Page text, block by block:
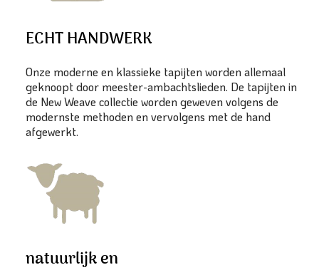
ECHT HANDWERK
Onze moderne en klassieke tapijten worden allemaal
geknoopt door meester-ambachtslieden. De tapijten in
de New Weave collectie worden geweven volgens de
modernste methoden en vervolgens met de hand
afgewerkt.
natuurlijk en